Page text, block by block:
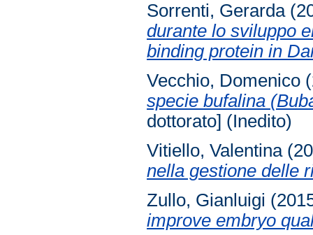
Sorrenti, Gerarda
durante lo sviluppo
binding protein in
Vecchio, Domenico
specie bufalina
dottorato] (Inedito)
Vitiello, Valentina
nella gestione delle
Zullo, Gianluigi
improve embryo